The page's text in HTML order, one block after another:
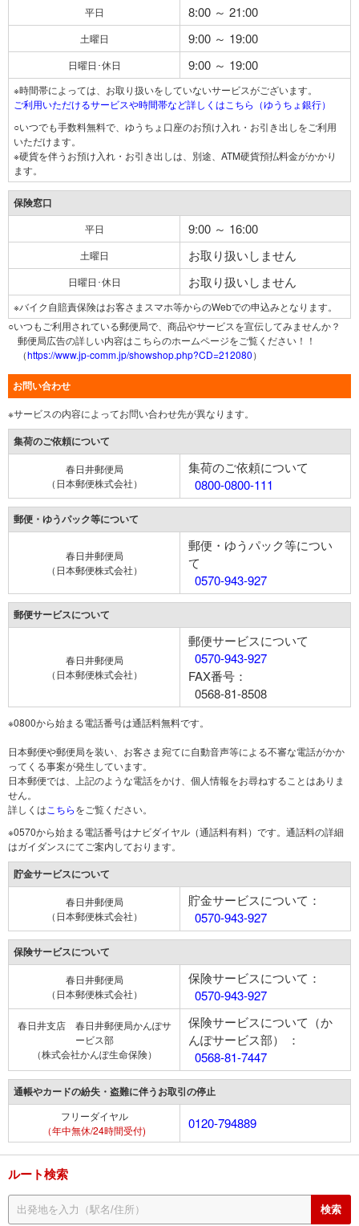
平日 8:00 ～ 21:00
土曜日 9:00 ～ 19:00
日曜日･休日 9:00 ～ 19:00
※時間帯によっては、お取り扱いをしていないサービスがございます。
ご利用いただけるサービスや時間帯など詳しくはこちら（ゆうちょ銀行）
○いつでも手数料無料で、ゆうちょ口座のお預け入れ・お引き出しをご利用
いただけます。
※硬貨を伴うお預け入れ・お引き出しは、別途、ATM硬貨預払料金がかかり
ます。
保険窓口
平日 9:00 ～ 16:00
土曜日 お取り扱いしません
日曜日･休日 お取り扱いしません
※バイク自賠責保険はお客さまスマホ等からのWebでの申込みとなります。
○いつもご利用されている郵便局で、商品やサービスを宣伝してみませんか？
郵便局広告の詳しい内容はこちらのホームページをご覧ください！！
（https://www.jp-comm.jp/showshop.php?CD=212080）
お問い合わせ
※サービスの内容によってお問い合わせ先が異なります。
集荷のご依頼について
春日井郵便局
（日本郵便株式会社）
集荷のご依頼について
0800-0800-111
郵便・ゆうパック等について
春日井郵便局
（日本郵便株式会社）
郵便・ゆうパック等につい
て
0570-943-927
郵便サービスについて
春日井郵便局
（日本郵便株式会社）
郵便サービスについて
0570-943-927
FAX番号：
0568-81-8508
※0800から始まる電話番号は通話料無料です。
日本郵便や郵便局を装い、お客さま宛てに自動音声等による不審な電話がかか
ってくる事案が発生しています。
日本郵便では、上記のような電話をかけ、個人情報をお尋ねすることはありま
せん。
詳しくは こちらをご覧ください。
※0570から始まる電話番号はナビダイヤル（通話料有料）です。通話料の詳細
はガイダンスにてご案内しております。
貯金サービスについて
春日井郵便局
（日本郵便株式会社）
貯金サービスについて：
0570-943-927
保険サービスについて
春日井郵便局
（日本郵便株式会社）
保険サービスについて：
0570-943-927
春日井支店 春日井郵便局かんぽサ
ービス部
（株式会社かんぽ生命保険）
保険サービスについて（か
んぽサービス部） ：
0568-81-7447
通帳やカードの紛失・盗難に伴うお取引の停止
フリーダイヤル
（年中無休/24時間受付)
0120-794889
ルート検索